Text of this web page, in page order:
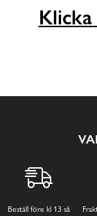
Beställ före kl 13 så